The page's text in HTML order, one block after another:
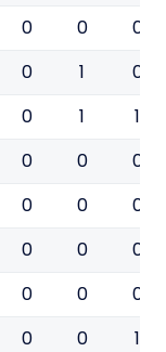
0 0 0
0 1 0
0 1 1
0 0 0
0 0 0
0 0 0
0 0 0
0 0 1